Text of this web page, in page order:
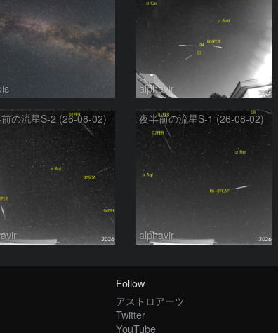
alphavir
の流星S-2 (26-08-02) 夜半前の流星S-1 (26-08-02)
alphavir
Follow
アストロアーツ
Twitter
YouTube